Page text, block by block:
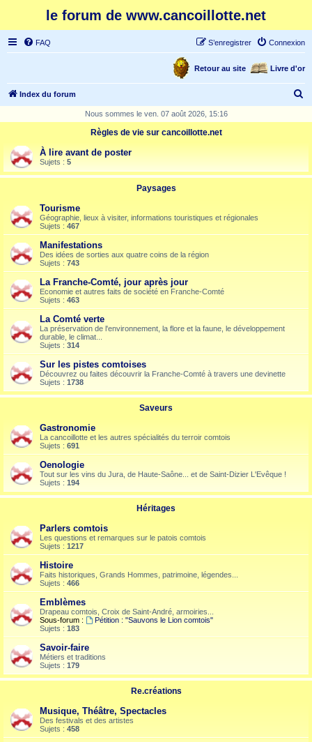
le forum de www.cancoillotte.net
FAQ Connexion
S’enregistrer
Livre d'or
Retour au site
Index du forum
r
Nous sommes le ven. 07 août 2026, 15:16
Règles de vie sur cancoillotte.net
À lire avant de poster
Sujets : 5
Paysages
Tourisme
Géographie, lieux à visiter, informations touristiques et régionales
Sujets : 467
Manifestations
Des idées de sorties aux quatre coins de la région
Sujets : 743
La Franche-Comté, jour après jour
Economie et autres faits de société en Franche-Comté
Sujets : 463
La Comté verte
La préservation de l'environnement, la flore et la faune, le développement
durable, le climat...
Sujets : 314
Sur les pistes comtoises
Découvrez ou faites découvrir la Franche-Comté à travers une devinette
Sujets : 1738
Saveurs
Gastronomie
La cancoillotte et les autres spécialités du terroir comtois
Sujets : 691
Oenologie
Tout sur les vins du Jura, de Haute-Saône... et de Saint-Dizier L'Evêque !
Sujets : 194
Héritages
Parlers comtois
Les questions et remarques sur le patois comtois
Sujets : 1217
Histoire
Faits historiques, Grands Hommes, patrimoine, légendes...
Sujets : 466
Emblèmes
Drapeau comtois, Croix de Saint-André, armoiries...
Sous-forum :
Pétition : "Sauvons le Lion comtois"
Sujets : 183
Savoir-faire
Métiers et traditions
Sujets : 179
Re.créations
Musique, Théâtre, Spectacles
Des festivals et des artistes
Sujets : 458